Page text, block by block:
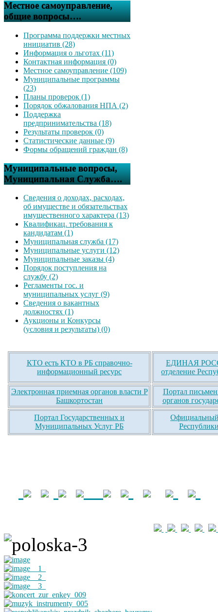
Местное самоуправление,
общие вопросы….
Программа поддержки местных
инициатив (28)
Информация о льготах (11)
Контактная информация (0)
Местное самоуправление (109)
Муниципальные программы
(23)
Планы проверок (1)
Порядок обжалования НПА (2)
Поддержка
предпринимательства (18)
Результаты проверок (0)
Статистические данные (9)
Формы обращений граждан (8)
Муниципальные вопросы,
Муниципальная Служба….
Сведения о доходах, расходах,
об имуществе и обязательствах
имущественного характера (13)
Квалификац. требования к
кандидатам (1)
Муниципальная служба (17)
Муниципальные услуги (12)
Муниципальные заказы (4)
Порядок поступления на
службу (2)
Регламенты гос. и
муниципальных услуг (9)
Сведения о вакантных
должностях (1)
Аукционы и Конкурсы
(условия и результаты) (0)
КТО есть КТО в РБ справочно-
информационный ресурс
ЕДИНАЯ
отделение
Электронная приемная органов власти Р
Башкортостан
Портал
органов
Портал Государственных и
Муниципальных Услуг РБ
Официальный